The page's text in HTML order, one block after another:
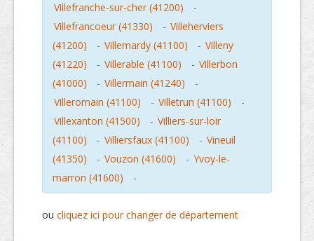
Villefranche-sur-cher (41200)
-
Villefrancoeur (41330)
- Villeherviers
(41200)
- Villemardy (41100) - Villeny
(41220)
- Villerable (41100) - Villerbon
(41000)
- Villermain (41240)
-
Villeromain (41100)
- Villetrun (41100)
-
Villexanton (41500)
- Villiers-sur-loir
(41100)
- Villiersfaux (41100) - Vineuil
(41350)
- Vouzon (41600) - Yvoy-le-
marron (41600)
-
ou cliquez ici pour changer de département